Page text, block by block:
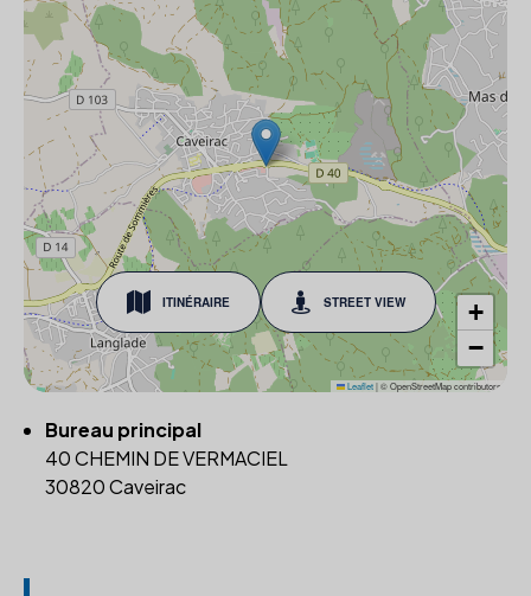
ITINÉRAIRE STREET VIEW
+
−
Leaflet|© OpenStreetMap contributors
Bureau principal
40 CHEMIN DE VERMACIEL
30820 Caveirac